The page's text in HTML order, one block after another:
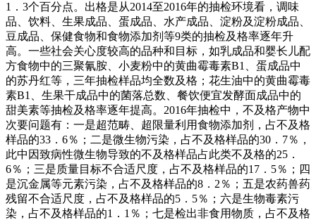
1．3个百分点。出格是从2014至2016年的抽检环境看，调味
品、饮料、生果成品、蛋成品、水产成品、淀粉及淀粉成品、
豆成品、保健食物和食物添加剂等9类的抽检及格率逐年升
高。一些社会关心度较高的品种和目标，如乳成品和婴长儿配
方食物中的三聚氰胺、小麦粉中的黄曲霉毒素B1、蛋成品中
的苏丹红等，三年抽检样品均全数及格；花生油中的黄曲霉毒
素B1、生果干成品中的菌落总数、餐饮便宜发酵面成品中的
甜美素等抽检及格率逐年提高。2016年抽检中，不及格产物中
次要问题有：一是超范畴、超限量利用食物添加剂，占不及格
样品的33．6％；二是微生物污染，占不及格样品的30．7％，
此中因致病性微生物导致的不及格样品占此类不及格的25．
6％；三是质量目标不合适尺度，占不及格样品的17．5％；四
是沉金属等元素污染，占不及格样品的8．2％；五是农药兽药
残留不合适尺度，占不及格样品的5．5％；六是生物毒素污
染，占不及格样品的1．1％；七是检出非食用物质，占不及格